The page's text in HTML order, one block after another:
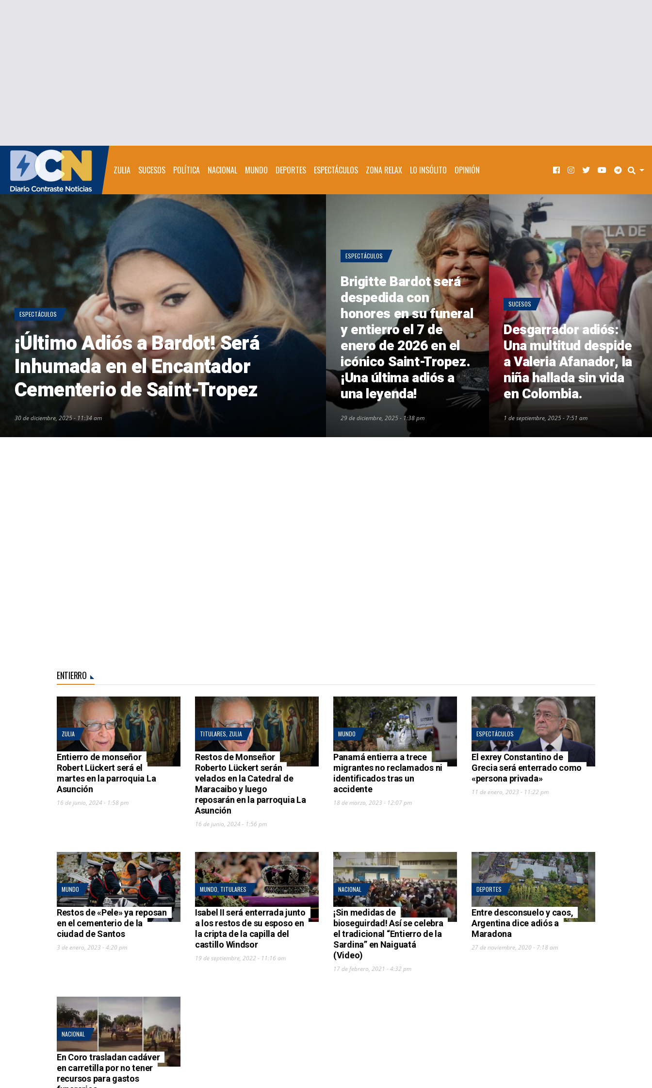
ZULIA SUCESOS POLÍTICA NACIONAL MUNDO DEPORTES ESPECTÁCULOS ZONA RELAX LO INSÓLITO OPINIÓN
ESPECTÁCULOS
¡Último Adiós a Bardot! Será
Inhumada en el Encantador
Cementerio de Saint-Tropez
30 de diciembre, 2025 - 11:34 am
ESPECTÁCULOS
Brigitte Bardot será
despedida con
honores en su funeral
y entierro el 7 de
enero de 2026 en el
icónico Saint-Tropez.
¡Una última adiós a
una leyenda!
29 de diciembre, 2025 - 1:38 pm
SUCESOS
Desgarrador adiós:
Una multitud despide
a Valeria Afanador, la
niña hallada sin vida
en Colombia.
1 de septiembre, 2025 - 7:51 am
ENTIERRO
ZULIA
Entierro de monseñor
Robert Lückert será el
martes en la parroquia La
Asunción
16 de junio, 2024 - 1:58 pm
TITULARES ZULIA
Restos de Monseñor
Roberto Lückert serán
velados en la Catedral de
Maracaibo y luego
reposarán en la parroquia La
Asunción
16 de junio, 2024 - 1:56 pm
MUNDO
Panamá entierra a trece
migrantes no reclamados ni
identificados tras un
accidente
18 de marzo, 2023 - 12:07 pm
ESPECTÁCULOS
El exrey Constantino de
Grecia será enterrado como
«persona privada»
11 de enero, 2023 - 11:22 pm
MUNDO
Restos de «Pele» ya reposan
en el cementerio de la
ciudad de Santos
3 de enero, 2023 - 4:20 pm
MUNDO TITULARES
Isabel II será enterrada junto
a los restos de su esposo en
la cripta de la capilla del
castillo Windsor
19 de septiembre, 2022 - 11:16 am
NACIONAL
¡Sin medidas de
bioseguirdad! Así se celebra
el tradicional “Entierro de la
Sardina” en Naiguatá
(Video)
17 de febrero, 2021 - 4:32 pm
DEPORTES
Entre desconsuelo y caos,
Argentina dice adiós a
Maradona
27 de noviembre, 2020 - 7:18 am
NACIONAL
En Coro trasladan cadáver
en carretilla por no tener
recursos para gastos